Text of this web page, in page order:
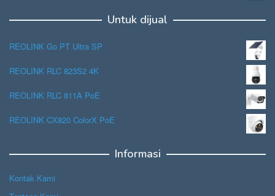
Untuk dijual
REOLINK Go PT Ultra SP
REOLINK RLC 823S2 4K
REOLINK RLC 811A PoE
REOLINK CX820 ColorX PoE
Informasi
Kontak Kami